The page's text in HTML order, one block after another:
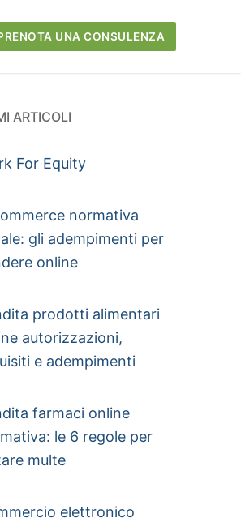
UNA CONSULENZA
ARTICOLI
For Equity
normativa
gli adempimenti per
online
prodotti alimentari
autorizzazioni,
e adempimenti
farmaci online
le 6 regole per
multe
elettronico